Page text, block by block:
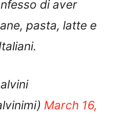
di aver
pasta, latte e
March 16,